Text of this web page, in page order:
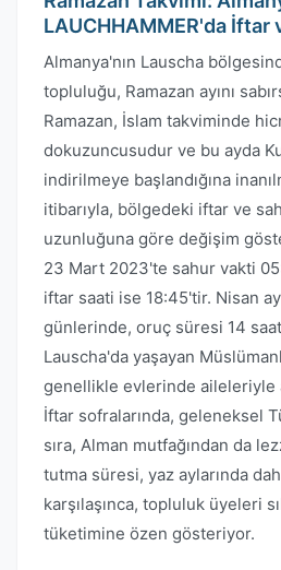
LAUCHHAMMER'da İftar
Almanya'nın Lauscha
topluluğu, Ramazan ayını
Ramazan, İslam takviminde
dokuzuncusudur ve bu ayda
indirilmeye başlandığına
itibarıyla, bölgedeki iftar ve
uzunluğuna göre değişim
23 Mart 2023'te sahur vakti
iftar saati ise 18:45'tir. Nisan
günlerinde, oruç süresi 14
Lauscha'da yaşayan
genellikle evlerinde aileleriyle
İftar sofralarında, geleneksel
sıra, Alman mutfağından da
tutma süresi, yaz aylarında
karşılaşınca, topluluk üyeleri
tüketimine özen gösteriyor.